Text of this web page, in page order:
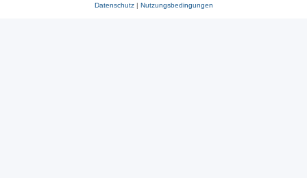
Datenschutz| Nutzungsbedingungen